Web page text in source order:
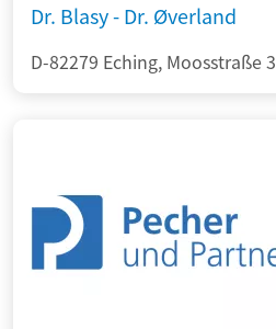
Dr. Blasy - Dr. Øverland
D-82279 Eching, Moosstraße 3